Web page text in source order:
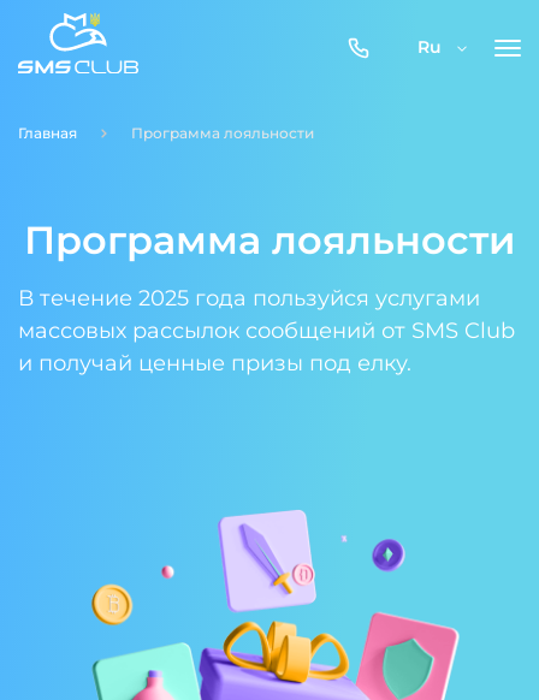
0800-
Ru
Главная Программа лояльности
Программа лояльности
В течение 2025 года пользуйся услугами
массовых рассылок сообщений от SMS Club
и получай ценные призы под елку.